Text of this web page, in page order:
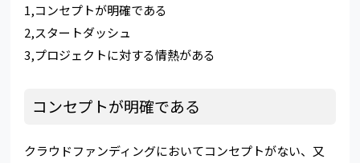
1,コンセプトが明確である
2,スタートダッシュ
3,プロジェクトに対する情熱がある
コンセプトが明確である
クラウドファンディングにおいてコンセプトがない、又